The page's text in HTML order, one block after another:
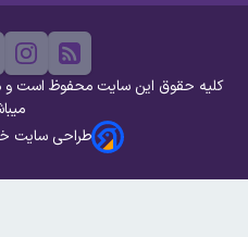
کلیه حقوق این سایت محفوظ است و
طراحی سایت